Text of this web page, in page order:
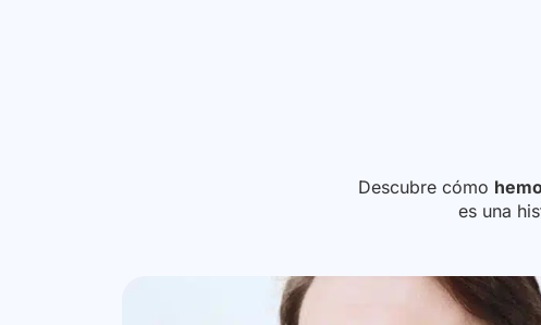
Descubre cómo
es una